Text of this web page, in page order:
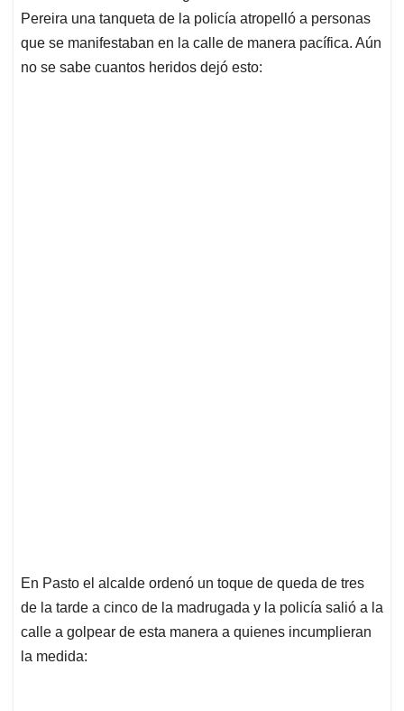
p
k
n
Pereira una tanqueta de la policía atropelló a personas
que se manifestaban en la calle de manera pacífica. Aún
no se sabe cuantos heridos dejó esto:
En Pasto el alcalde ordenó un toque de queda de tres
de la tarde a cinco de la madrugada y la policía salió a la
calle a golpear de esta manera a quienes incumplieran
la medida: